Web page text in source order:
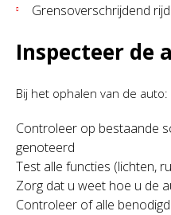
Grensoverschrijdend
Inspecteer de
Bij het ophalen van de auto:
Controleer op bestaande
genoteerd
Test alle functies (lichten,
Zorg dat u weet hoe u de
Controleer of alle